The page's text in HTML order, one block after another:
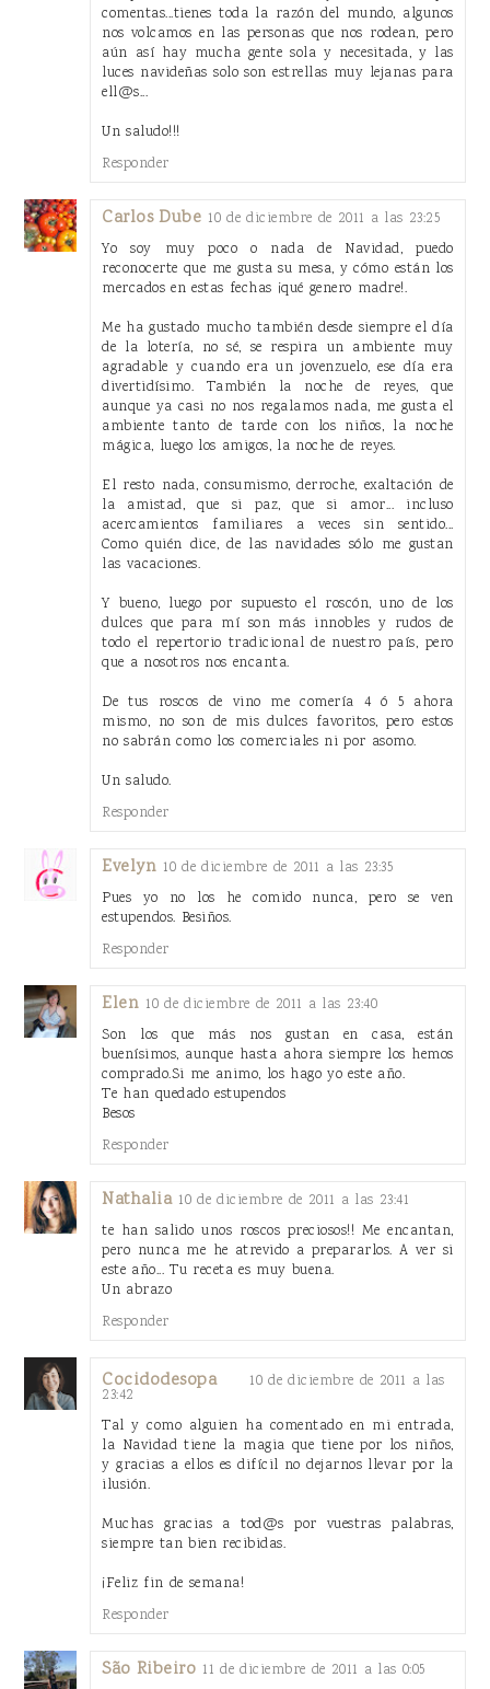
comentas...tienes toda la razón del mundo, algunos
nos volcamos en las personas que nos rodean, pero
aún así hay mucha gente sola y necesitada, y las
luces navideñas solo son estrellas muy lejanas para
ell@s...
Un saludo!!!
Responder
Carlos Dube 10 de diciembre de 2011 a las 23:25
Yo soy muy poco o nada de Navidad, puedo
reconocerte que me gusta su mesa, y cómo están los
mercados en estas fechas ¡qué genero madre!.
Me ha gustado mucho también desde siempre el día
de la lotería, no sé, se respira un ambiente muy
agradable y cuando era un jovenzuelo, ese día era
divertidísimo. También la noche de reyes, que
aunque ya casi no nos regalamos nada, me gusta el
ambiente tanto de tarde con los niños, la noche
mágica, luego los amigos, la noche de reyes.
El resto nada, consumismo, derroche, exaltación de
la amistad, que si paz, que si amor... incluso
acercamientos familiares a veces sin sentido...
Como quién dice, de las navidades sólo me gustan
las vacaciones.
Y bueno, luego por supuesto el roscón, uno de los
dulces que para mí son más innobles y rudos de
todo el repertorio tradicional de nuestro país, pero
que a nosotros nos encanta.
De tus roscos de vino me comería 4 ó 5 ahora
mismo, no son de mis dulces favoritos, pero estos
no sabrán como los comerciales ni por asomo.
Un saludo.
Responder
Evelyn 10 de diciembre de 2011 a las 23:35
Pues yo no los he comido nunca, pero se ven
estupendos. Besiños.
Responder
Elen 10 de diciembre de 2011 a las 23:40
Son los que más nos gustan en casa, están
buenísimos, aunque hasta ahora siempre los hemos
comprado.Si me animo, los hago yo este año.
Te han quedado estupendos
Besos
Responder
Nathalia 10 de diciembre de 2011 a las 23:41
te han salido unos roscos preciosos!! Me encantan,
pero nunca me he atrevido a prepararlos. A ver si
este año... Tu receta es muy buena.
Un abrazo
Responder
Cocidodesopa 10 de diciembre de 2011 a las
23:42
Tal y como alguien ha comentado en mi entrada,
la Navidad tiene la magia que tiene por los niños,
y gracias a ellos es difícil no dejarnos llevar por la
ilusión.
Muchas gracias a tod@s por vuestras palabras,
siempre tan bien recibidas.
¡Feliz fin de semana!
Responder
São Ribeiro 11 de diciembre de 2011 a las 0:05